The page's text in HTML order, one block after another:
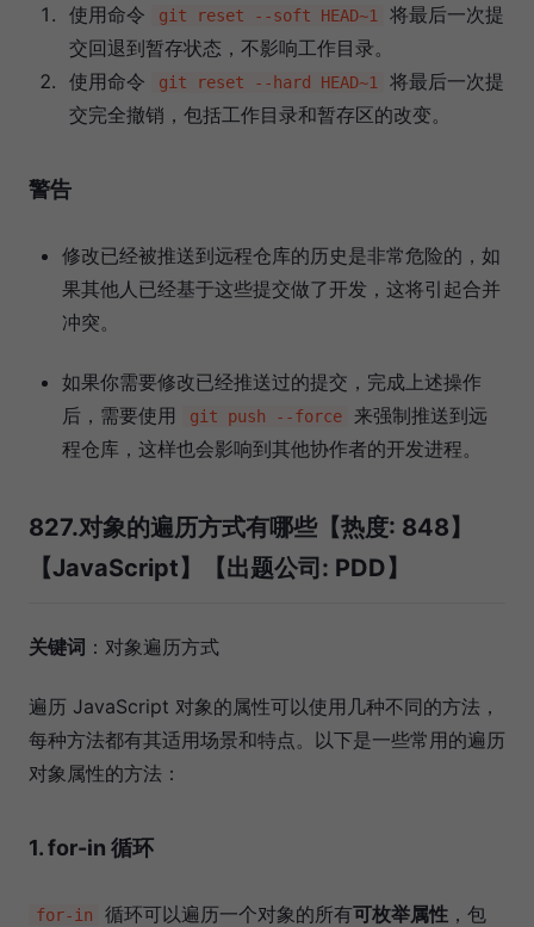
使用命令 git reset --soft HEAD~1
将最后一次提
交回退到暂存状态，不影响工作目录。
使用命令
git reset --hard HEAD~1
将最后一次提
交完全撤销，包括工作目录和暂存区的改变。
警告
修改已经被推送到远程仓库的历史是非常危险的，如
果其他人已经基于这些提交做了开发，这将引起合并
冲突。
如果你需要修改已经推送过的提交，完成上述操作
后，需要使用
git push --force
来强制推送到远
程仓库，这样也会影响到其他协作者的开发进程。
827.对象的遍历方式有哪些【热度: 848】
【JavaScript】【出题公司: PDD】
关键词 ：对象遍历方式
遍历 JavaScript 对象的属性可以使用几种不同的方法，
每种方法都有其适用场景和特点。以下是一些常用的遍历
对象属性的方法：
1.for-in 循环
for-in 循环可以遍历一个对象的所有可枚举属性 ，包